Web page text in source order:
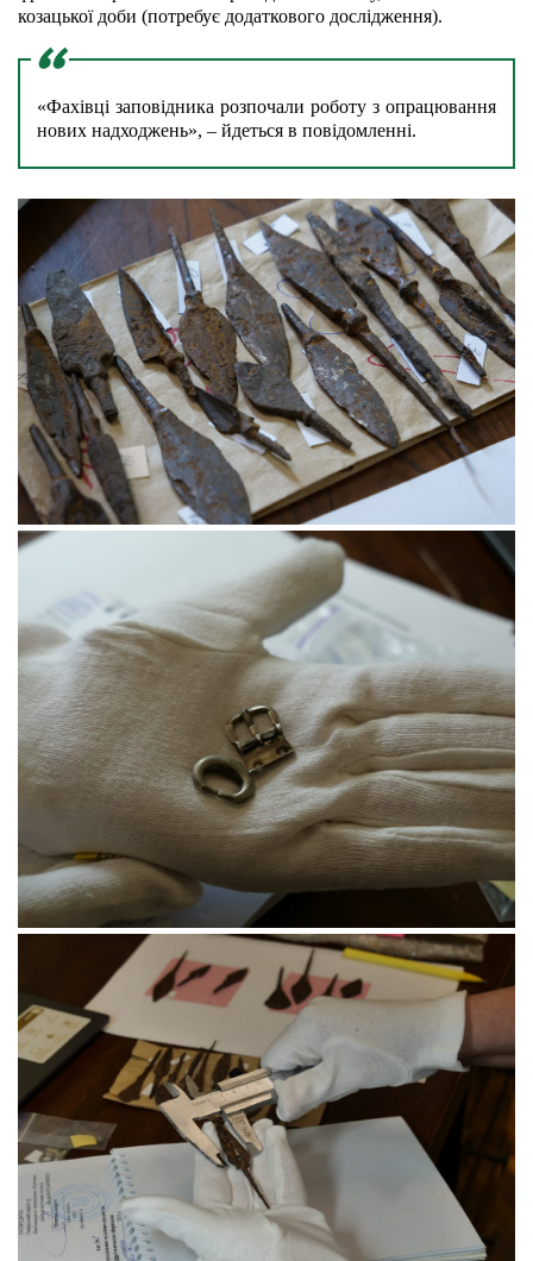
козацької доби (потребує додаткового дослідження).
«Фахівці заповідника розпочали роботу з опрацювання
нових надходжень», – йдеться в повідомленні.